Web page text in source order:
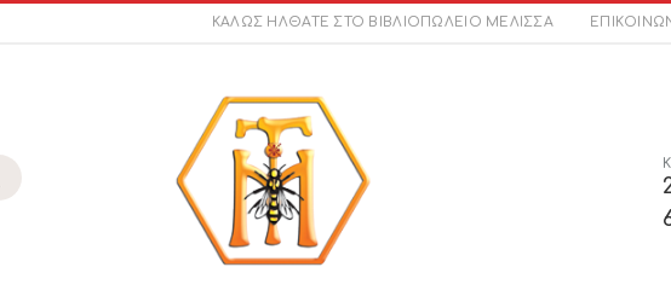
ΚΑΛΩΣ ΗΛΘΑΤΕ ΣΤΟ ΒΙΒΛΙΟΠΩΛΕΙΟ ΜΕΛΙΣΣΑ